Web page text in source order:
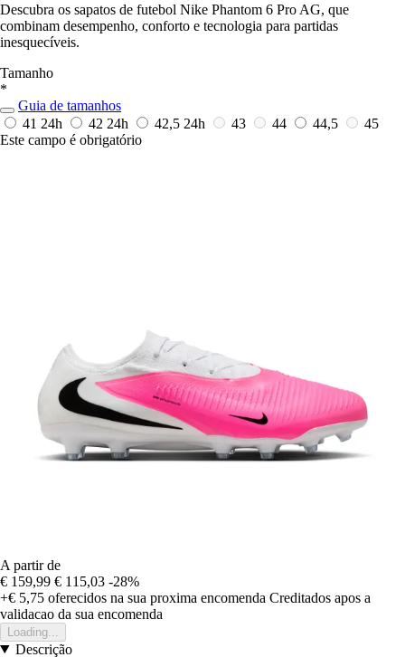
Descubra os sapatos de futebol Nike Phantom 6 Pro AG, que
combinam desempenho, conforto e tecnologia para partidas
inesquecíveis.
Tamanho
*
Guia de tamanhos
41 24h 42 24h 42,5 24h 43 44 44,5
45
Este campo é obrigatório
A partir de
€ 159,99 € 115,03 -28%
+€ 5,75 oferecidos na sua proxima encomenda Creditados apos a
validacao da sua encomenda
Loading...
Descrição